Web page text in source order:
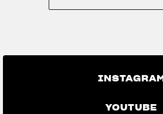
INSTAGRAM
YOUTUBE